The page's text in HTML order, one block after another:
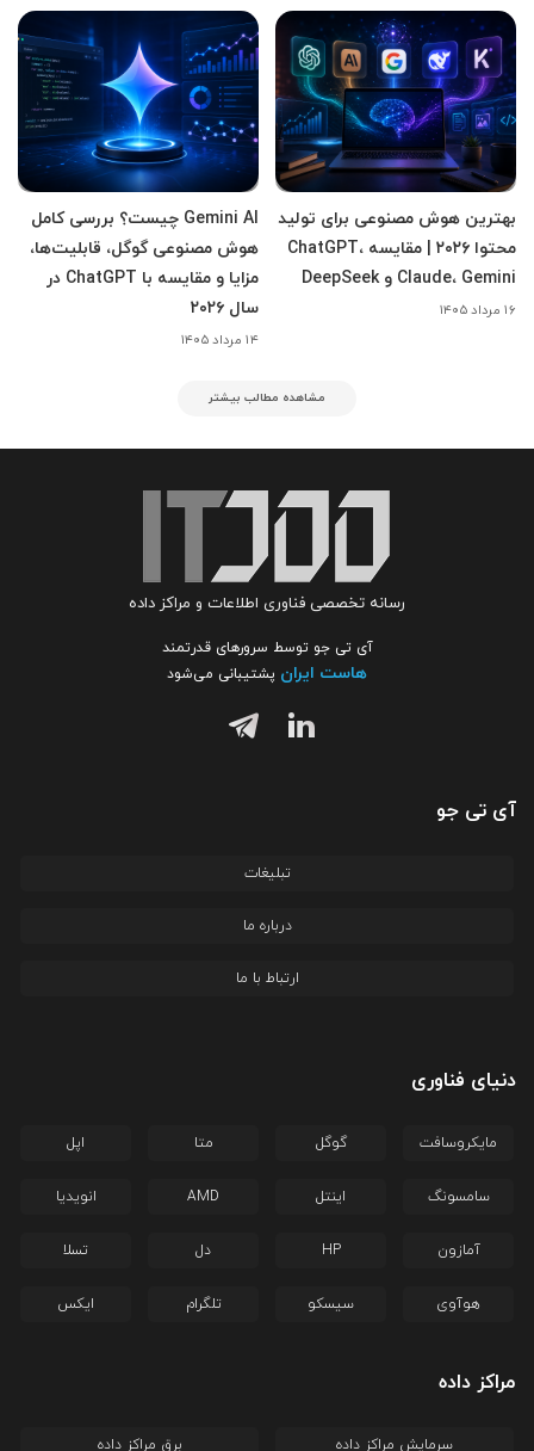
بهترین هوش مصنوعی برای تولید
محتوا ۲۰۲۶ | مقایسه ChatGPT،
Claude، Gemini و DeepSeek
۱۶ مرداد ۱۴۰۵
Gemini AI چیست؟ بررسی کامل
هوش مصنوعی گوگل، قابلیت‌ها،
مزایا و مقایسه با ChatGPT در
سال ۲۰۲۶
۱۴ مرداد ۱۴۰۵
مشاهده مطالب بیشتر
رسانه تخصصی فناوری اطلاعات و مراکز داده
آی تی جو توسط سرورهای قدرتمند
هاست ایران پشتیبانی می‌شود
آی تی جو
تبلیغات
درباره ما
ارتباط با ما
دنیای فناوری
مایکروسافت گوگل متا اپل
سامسونگ اینتل AMD انویدیا
آمازون HP دل تسلا
هوآوی سیسکو تلگرام ایکس
مراکز داده
سرمایش مراکز داده برق مراکز داده